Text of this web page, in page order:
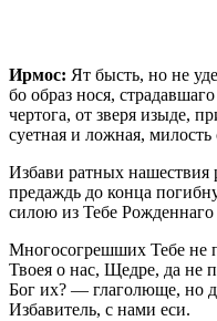
Ирмос: Ят бысть, но не
бо образ нося,
чертога, от зверя изыде,
суетная и ложная,
Избави ратных нашествия
предаждь до конца
силою из Тебе
Многосогрешших Тебе не
Твоея о нас, Щедре, да не
Бог их? — глаголюще, но
Избавитель, с нами еси.